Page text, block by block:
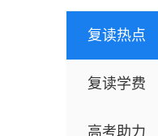
复读热点
复读学费
高考助力